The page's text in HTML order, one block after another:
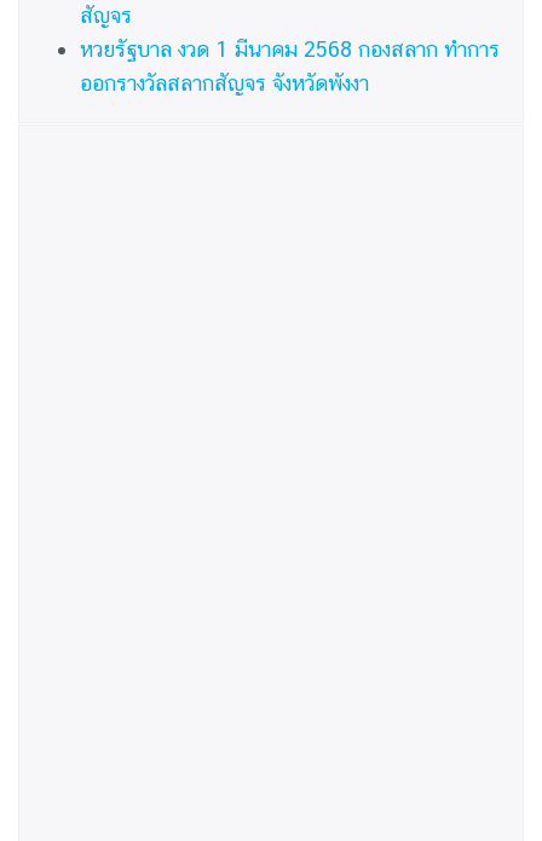
สัญจร
หวยรัฐบาล งวด 1 มีนาคม 2568 กองสลาก ทำการ
ออกรางวัลสลากสัญจร จังหวัดพังงา